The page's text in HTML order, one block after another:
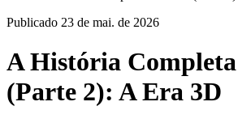
Publicado 23 de mai. de 2026
A História
(Parte 2): A Era 3D